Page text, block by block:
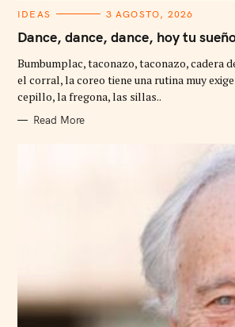
C
T
E
O
R
I
E
IDEAS 3 AGOSTO, 2026
Dance, dance, dance, hoy tu
Bumbumplac, taconazo, taconazo, cadera
el corral, la coreo tiene una rutina muy
cepillo, la fregona, las sillas..
Read More